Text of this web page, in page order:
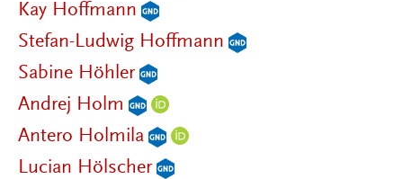
Kay Hoffmann
Stefan-Ludwig Hoffmann
Sabine Höhler
Andrej Holm
Antero Holmila
Lucian Hölscher